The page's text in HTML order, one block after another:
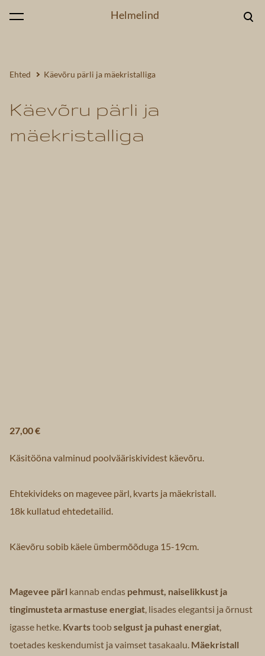
Helmelind
lisati ostukorvi. Vaata ostukorvi
Ehted Käevõru pärli ja mäekristalliga
Käevõru pärli ja
mäekristalliga
1 / 4
27,00 €
Käsitööna valminud poolvääriskividest käevõru.
Ehtekivideks on magevee pärl, kvarts ja mäekristall.
18k kullatud ehtedetailid.
Käevõru sobib käele ümbermõõduga 15-19cm.
Magevee pärl kannab endas pehmust, naiselikkust ja
tingimusteta armastuse energiat, lisades elegantsi ja õrnust
igasse hetke. Kvartstoobselgust ja puhast energiat,
toetades keskendumist ja vaimset tasakaalu. Mäekristall